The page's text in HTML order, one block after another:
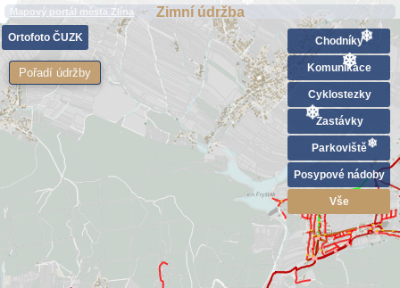
Mapový portál města Zlína Zimní údržba
Ortofoto ČUZK Chodníky
Komunikace
Cyklostezky
Zastávky
Parkoviště
Posypové nádoby
Vše
Pořadí údržby
❄
❄
❄
❄
❄